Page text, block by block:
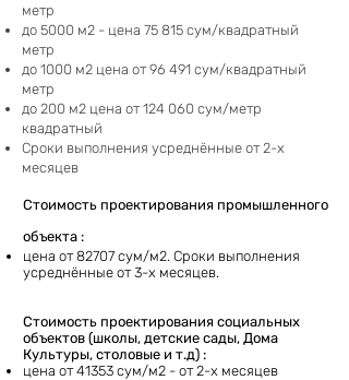
метр
до 5000 м2 - цена 75 815 сум/квадратный
метр
до 1000 м2 цена от 96 491 сум/квадратный
метр
до 200 м2 цена от 124 060 сум/метр
квадратный
Сроки выполнения усреднённые от 2-х
месяцев
Стоимость проектирования промышленного
объекта :
цена от 82707 сум/м2. Сроки выполнения
усреднённые от 3-х месяцев.
Стоимость проектирования социальных
объектов (школы, детские сады, Дома
Культуры, столовые и т.д) :
цена от 41353 сум/м2 - от 2-х месяцев